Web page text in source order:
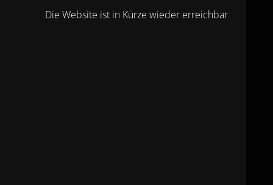
Die Website ist in Kürze wieder erreichbar